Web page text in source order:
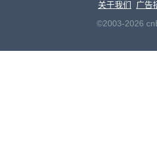
关于我们
广告
©2003-2026